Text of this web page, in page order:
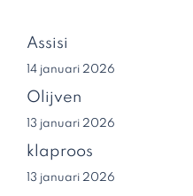
Assisi
14 januari 2026
Olijven
13 januari 2026
klaproos
13 januari 2026